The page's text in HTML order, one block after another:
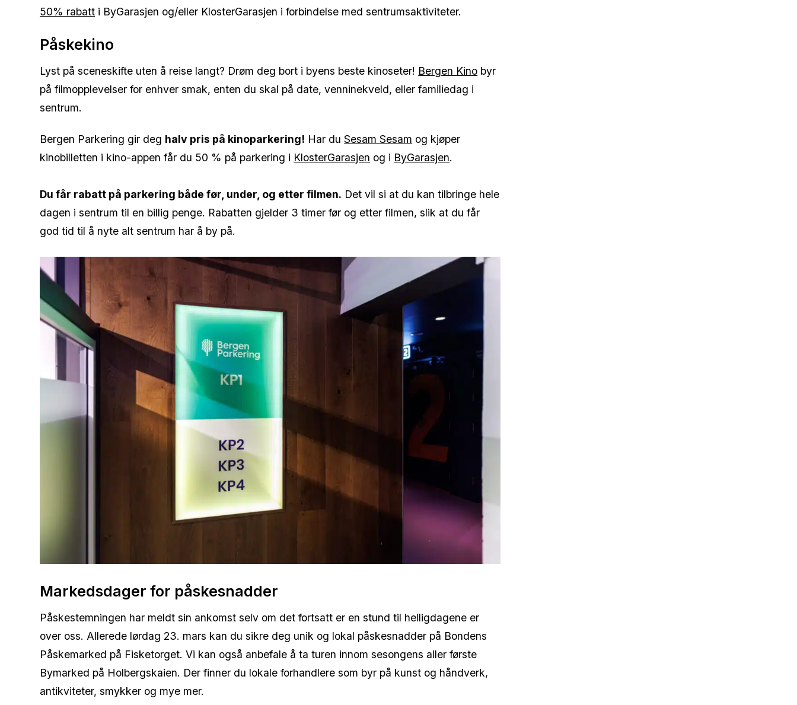
50% rabatt i ByGarasjen og/eller KlosterGarasjen i forbindelse med sentrumsaktiviteter.
Påskekino
Lyst på sceneskifte uten å reise langt? Drøm deg bort i byens beste kinoseter! Bergen Kino byr
på filmopplevelser for enhver smak, enten du skal på date, venninekveld, eller familiedag i
sentrum.
Bergen Parkering gir deg halv pris på kinoparkering! Har duSesam Sesam og kjøper
kinobilletten i kino-appen får du 50 % på parkering i KlosterGarasjen og i ByGarasjen.
Du får rabatt på parkering både før, under, og etter filmen. Det vil si at du kan tilbringe hele
dagen i sentrum til en billig penge. Rabatten gjelder 3 timer før og etter filmen, slik at du får
god tid til å nyte alt sentrum har å by på.
Markedsdager for påskesnadder
Påskestemningen har meldt sin ankomst selv om det fortsatt er en stund til helligdagene er
over oss. Allerede lørdag 23. mars kan du sikre deg unik og lokal påskesnadder på Bondens
Påskemarked på Fisketorget. Vi kan også anbefale å ta turen innom sesongens aller første
Bymarked på Holbergskaien. Der finner du lokale forhandlere som byr på kunst og håndverk,
antikviteter, smykker og mye mer.